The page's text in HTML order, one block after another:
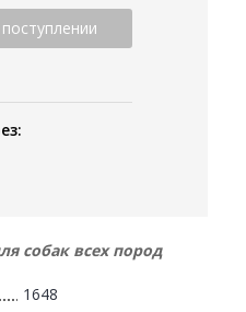
собак всех пород
1648